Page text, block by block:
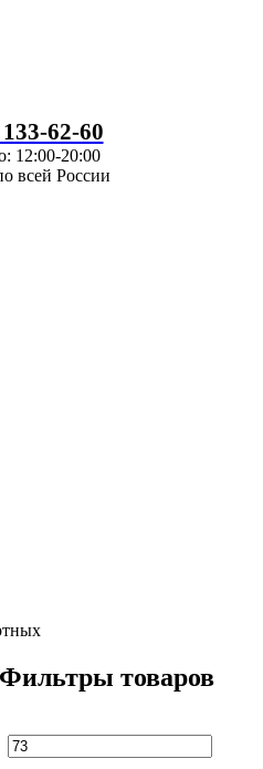
62-60
12:00-20:00
всей России
Фильтры товаров